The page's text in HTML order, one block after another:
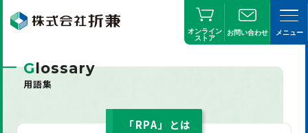
オンライン
ストア
お問い合わせ メニュー
Glossary
用語集
「RPA」とは